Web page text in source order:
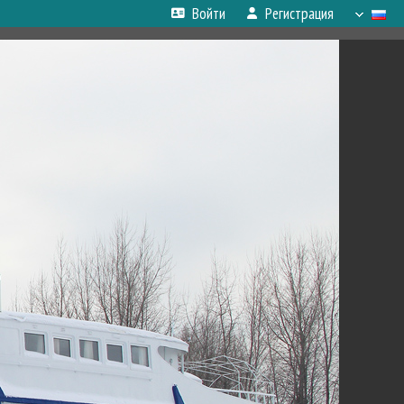
Войти Регистрация